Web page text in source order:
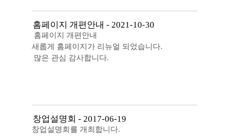
홈페이지 개편안내 - 2021-10-30
홈페이지 개편안내
새롭게 홈페이지가 리뉴얼 되었습니다.
많은 관심 감사합니다.
창업설명회 - 2017-06-19
창업설명회를 개최합니다.